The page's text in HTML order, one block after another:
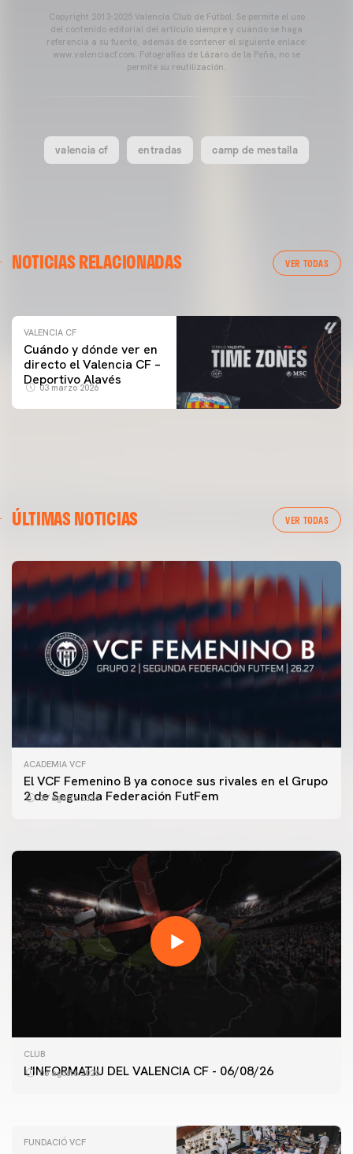
Copyright 2013-2025 Valencia Club de Fútbol. Se permite el uso
del contenido editorial del artículo siempre y cuando se haga
referencia a su fuente, además de contener el siguiente enlace:
www.valenciacf.com. Fotografías de Lázaro de la Peña, no se
permite su reutilización.
valencia cf entradas camp de mestalla
NOTICIAS RELACIONADAS VER TODAS
ENTRENAMIENTO DEL VALENCIA CF 04/03/26
VALENCIA CF
Cuándo y dónde ver en
directo el Valencia CF –
Deportivo Alavés
03 marzo 2026
ÚLTIMAS NOTICIAS VER TODAS
ACADEMIA VCF
El VCF Femenino B ya conoce sus rivales en el Grupo
2 de Segunda Federación FutFem
07 agosto 2026
PRIMER EQUIPO
ENTRENAMIENTO DEL VALENCIA CF 7/8/2026
CLUB
L'INFORMATIU DEL VALENCIA CF - 06/08/26
06 agosto 2026
PRIMER EQUIPO
ENTRENAMIENTO DEL VALENCIA CF 6/8/2026
FUNDACIÓ VCF